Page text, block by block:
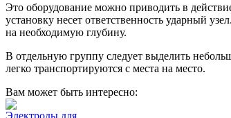
Это оборудование можно приводить в
установку несет ответственность ударный
на необходимую глубину.
В отдельную группу следует выделить
легко транспортируются с места на место.
Вам может быть интересно:
Электроды для